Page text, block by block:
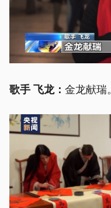
歌手 飞龙： 金龙献瑞。